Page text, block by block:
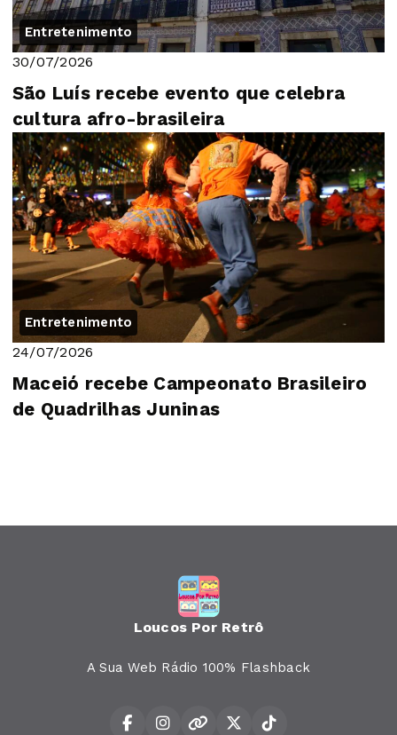
Entretenimento
30/07/2026
São Luís recebe evento que celebra
cultura afro-brasileira
Entretenimento
24/07/2026
Maceió recebe Campeonato Brasileiro
de Quadrilhas Juninas
Loucos Por Retrô
A Sua Web Rádio 100% Flashback